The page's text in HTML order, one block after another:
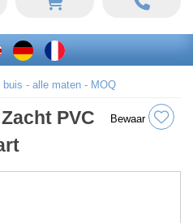
buis - alle maten - MOQ
PVC
Bewaar